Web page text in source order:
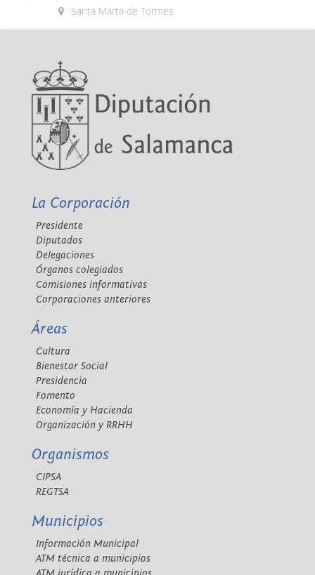
Santa Marta de Tormes
La Corporación
Presidente
Diputados
Delegaciones
Órganos colegiados
Comisiones informativas
Corporaciones anteriores
Áreas
Cultura
Bienestar Social
Presidencia
Fomento
Economía y Hacienda
Organización y RRHH
Organismos
CIPSA
REGTSA
Municipios
Información Municipal
ATM técnica a municipios